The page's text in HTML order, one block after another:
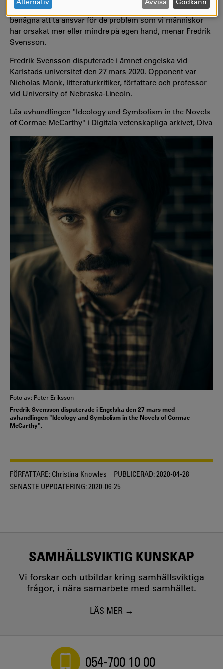
här njutningen också skulle kunna göra oss mindre
benägna att ta ansvar för de problem som vi människor
har orsakat mer eller mindre på egen hand, menar Fredrik
Svensson.
Fredrik Svensson disputerade i ämnet engelska vid
Karlstads universitet den 27 mars 2020. Opponent var
Nicholas Monk, litteraturkritiker, författare och professor
vid University of Nebraska-Lincoln.
Läs avhandlingen "Ideology and Symbolism in the Novels
of Cormac McCarthy" i Digitala vetenskapliga arkivet, Diva
Foto av: Peter Eriksson
Fredrik Svensson disputerade i Engelska den 27 mars med
avhandlingen "Ideology and Symbolism in the Novels of Cormac
McCarthy".
FÖRFATTARE: Christina Knowles PUBLICERAD:2020-04-28
SENASTE UPPDATERING:2020-06-25
SAMHÄLLSVIKTIG KUNSKAP
Vi forskar och utbildar kring samhällsviktiga
frågor, i nära samarbete med samhället.
LÄS MER
054-700 10 00
COOKIES
Alternativ Avvisa Godkänn